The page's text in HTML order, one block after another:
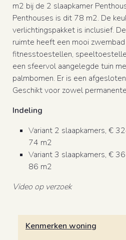
m2 bij de 2 slaapkamer
Penthouses is dit 78 m2. De
verlichtingspakket is inclusief.
ruimte heeft een mooi
fitnesstoestellen,
een sfeervol aangelegde tuin
palmbomen. Er is een
Geschikt voor zowel
Indeling
Variant 2 slaapkamers, €
74 m2
Variant 3 slaapkamers, €
86 m2
Video op verzoek
Kenmerken woning